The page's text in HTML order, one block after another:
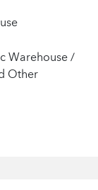
Warehouse /
Other